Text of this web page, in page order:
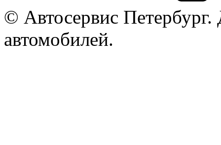
© Автосервис
автомобилей.